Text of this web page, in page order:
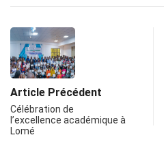
Article Précédent
Célébration de
l’excellence académique à
Lomé